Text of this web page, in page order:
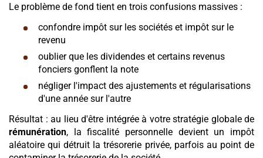
Le problème de fond tient en trois confusions massives :
confondre impôt sur les sociétés et impôt sur le
revenu
oublier que les dividendes et certains revenus
fonciers gonflent la note
négliger l'impact des ajustements et régularisations
d'une année sur l'autre
Résultat : au lieu d'être intégrée à votre stratégie globale de
rémunération, la fiscalité personnelle devient un impôt
aléatoire qui détruit la trésorerie privée, parfois au point de